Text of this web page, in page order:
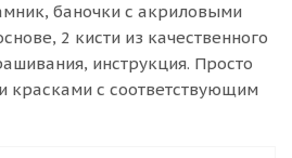
баночки с акриловыми
2 кисти из качественного
инструкция. Просто
красками с соответствующим